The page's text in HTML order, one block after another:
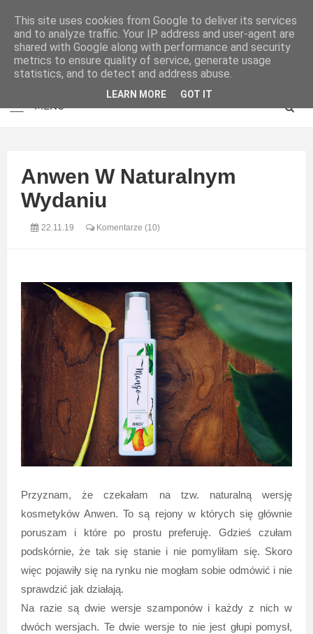
Anwen W Naturalnym
Wydaniu
22.11.19 Komentarze (10)
Przyznam, że czekałam na tzw. naturalną wersję
kosmetyków Anwen. To są rejony w których się głównie
poruszam i które po prostu preferuję. Gdzieś czułam
podskórnie, że tak się stanie i nie pomyliłam się. Skoro
więc pojawiły się na rynku nie mogłam sobie odmówić i nie
sprawdzić jak działają.
Na razie są dwie wersje szamponów i każdy z nich w
dwóch wersjach. Te dwie wersje to nie jest głupi pomysł,
This site uses cookies from Google to deliver its services
and to analyze traffic. Your IP address and user-agent are
shared with Google along with performance and security
metrics to ensure quality of service, generate usage
statistics, and to detect and address abuse.
LEARN MORE GOT IT